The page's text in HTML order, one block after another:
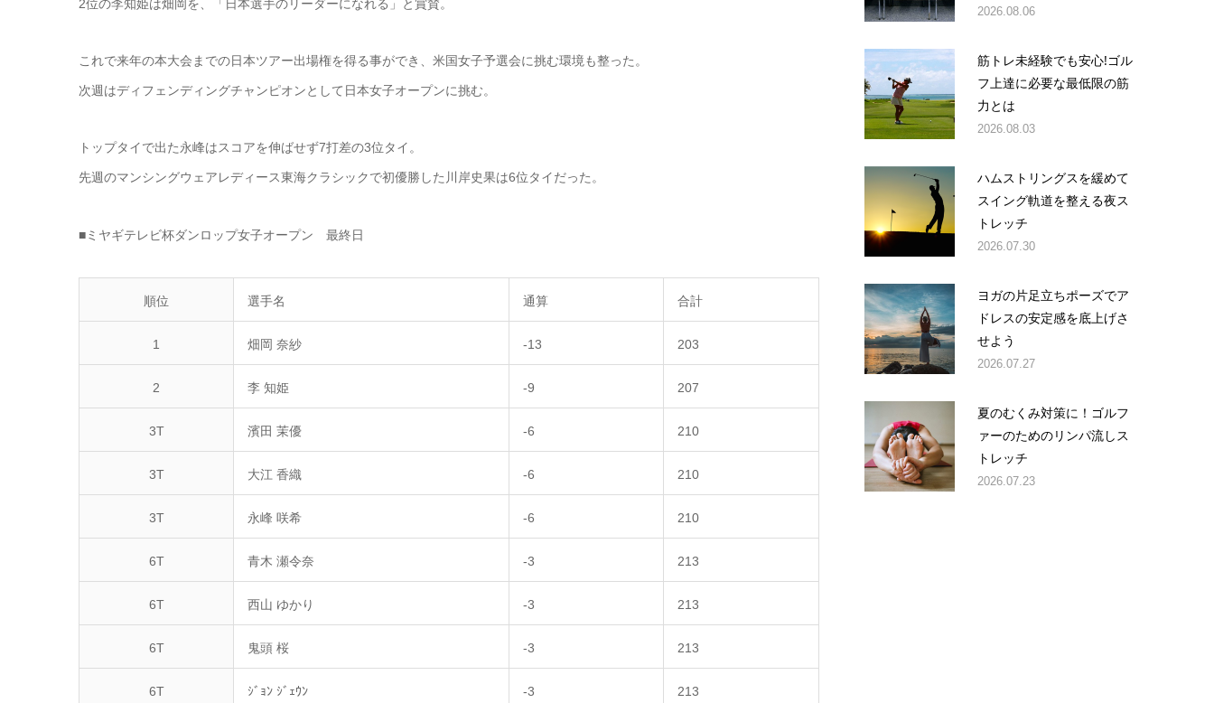
2位の李知姫は畑岡を、「日本選手のリーダーになれる」と賞賛。
これで来年の本大会までの日本ツアー出場権を得る事ができ、米国女子予選会に挑む環境も整った。
次週はディフェンディングチャンピオンとして日本女子オープンに挑む。
トップタイで出た永峰はスコアを伸ばせず7打差の3位タイ。
先週のマンシングウェアレディース東海クラシックで初優勝した川岸史果は6位タイだった。
■ミヤギテレビ杯ダンロップ女子オープン 最終日
順位 選手名 通算 合計
1 畑岡 奈紗 -13 203
2 李 知姫 -9 207
3T 濱田 茉優 -6 210
3T 大江 香織 -6 210
3T 永峰 咲希 -6 210
6T 青木 瀬令奈 -3 213
6T 西山 ゆかり -3 213
6T 鬼頭 桜 -3 213
6T ｼﾞｮﾝ ｼﾞｪｳﾝ -3 213
2026.08.06
筋トレ未経験でも安心!ゴル
フ上達に必要な最低限の筋
力とは
2026.08.03
ハムストリングスを緩めて
スイング軌道を整える夜ス
トレッチ
2026.07.30
ヨガの片足立ちポーズでア
ドレスの安定感を底上げさ
せよう
2026.07.27
夏のむくみ対策に！ゴルフ
ァーのためのリンパ流しス
トレッチ
2026.07.23